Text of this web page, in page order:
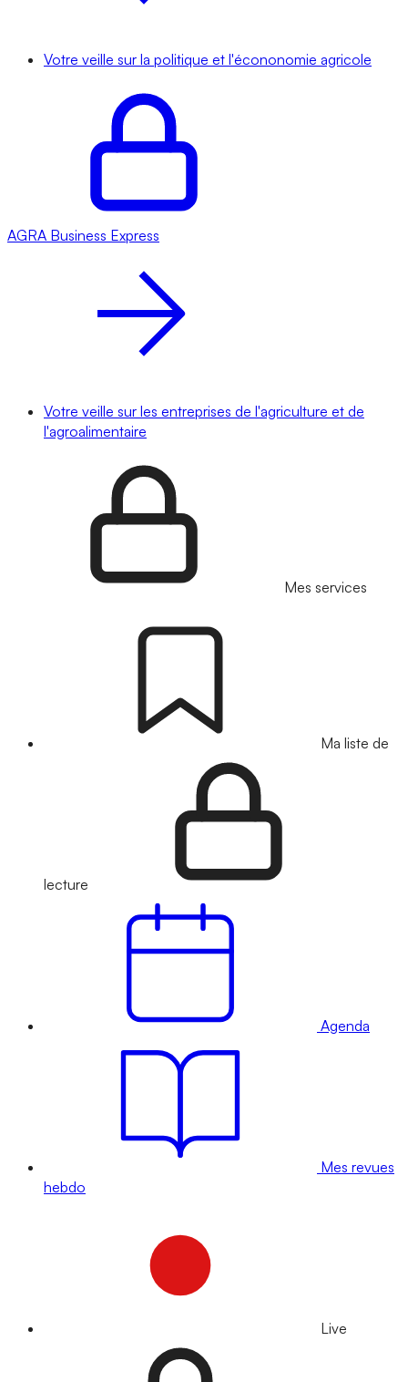
Votre veille sur la politique et l'écononomie agricole
AGRA Business Express
Votre veille sur les entreprises de l'agriculture et de
l'agroalimentaire
Mes services
Ma liste de
lecture
Agenda
Mes revues
hebdo
Live